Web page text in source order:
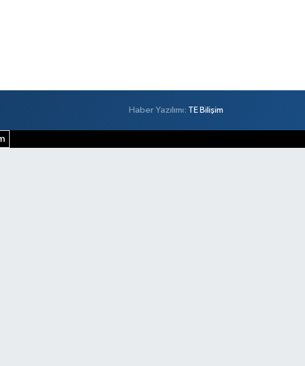
Haber Yazılımı: TE Bilişim